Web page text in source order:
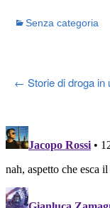
Senza categoria
Post
← Storie di droga in